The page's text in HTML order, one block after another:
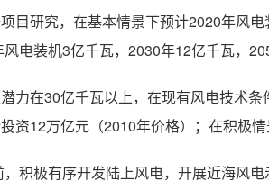
目研究，在基本情景下预计2020年风
电装机3亿千瓦，2030年12亿千瓦，
力在30亿千瓦以上，在现有风电技术
资12万亿元（2010年价格）；在积极
积极有序开发陆上风电，开展近海风